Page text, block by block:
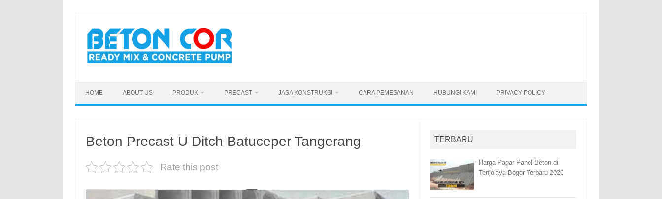
content
HOME ABOUT US PRODUK PRECAST JASA KONSTRUKSI CARA PEMESANAN HUBUNGI KAMI PRIVACY POLICY
Beton Precast U Ditch Batuceper Tangerang
Rate this post
TERBARU
Harga Pagar Panel Beton di
Tenjolaya Bogor Terbaru 2026